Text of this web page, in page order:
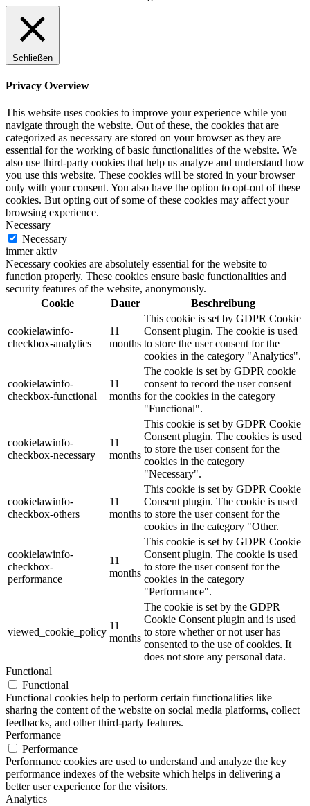
Schließen
Privacy Overview
This website uses cookies to improve your experience while you
navigate through the website. Out of these, the cookies that are
categorized as necessary are stored on your browser as they are
essential for the working of basic functionalities of the website. We
also use third-party cookies that help us analyze and understand how
you use this website. These cookies will be stored in your browser
only with your consent. You also have the option to opt-out of these
cookies. But opting out of some of these cookies may affect your
browsing experience.
Necessary
Necessary
immer aktiv
Necessary cookies are absolutely essential for the website to
function properly. These cookies ensure basic functionalities and
security features of the website, anonymously.
Cookie
Dauer Beschreibung
cookielawinfo-
checkbox-analytics
11
months
This cookie is set by GDPR Cookie
Consent plugin. The cookie is used
to store the user consent for the
cookies in the category "Analytics".
cookielawinfo-
checkbox-functional
11
months
The cookie is set by GDPR cookie
consent to record the user consent
for the cookies in the category
"Functional".
cookielawinfo-
checkbox-necessary
11
months
This cookie is set by GDPR Cookie
Consent plugin. The cookies is used
to store the user consent for the
cookies in the category
"Necessary".
cookielawinfo-
checkbox-others
11
months
This cookie is set by GDPR Cookie
Consent plugin. The cookie is used
to store the user consent for the
cookies in the category "Other.
cookielawinfo-
checkbox-
performance
11
months
This cookie is set by GDPR Cookie
Consent plugin. The cookie is used
to store the user consent for the
cookies in the category
"Performance".
viewed_cookie_policy
11
months
The cookie is set by the GDPR
Cookie Consent plugin and is used
to store whether or not user has
consented to the use of cookies. It
does not store any personal data.
Functional
Functional
Functional cookies help to perform certain functionalities like
sharing the content of the website on social media platforms, collect
feedbacks, and other third-party features.
Performance
Performance
Performance cookies are used to understand and analyze the key
performance indexes of the website which helps in delivering a
better user experience for the visitors.
Analytics